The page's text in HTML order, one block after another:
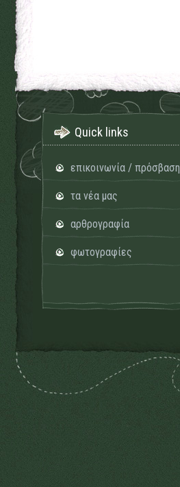
Quick links
επικοινωνία / πρόσβαση
τα νέα μας
αρθρογραφία
φωτογραφίες